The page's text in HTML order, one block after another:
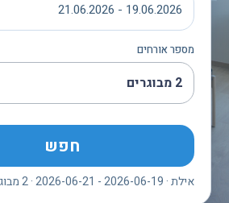
19.06.2026 - 21.06.2026
מספר אורחים
2 מבוגרים
חפש
אילת · 2026-06-19 - 2026-06-21 · 2 מבוגרים